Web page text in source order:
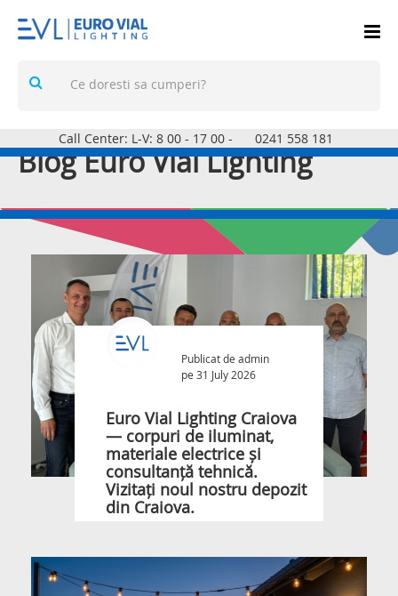
Call Center: L-V: 8 00 - 17 00 - 0241 558 181
Blog Euro Vial Lighting
Publicat de admin
pe 31 July 2026
Euro Vial Lighting Craiova
— corpuri de iluminat,
materiale electrice și
consultanță tehnică.
Vizitați noul nostru depozit
din Craiova.